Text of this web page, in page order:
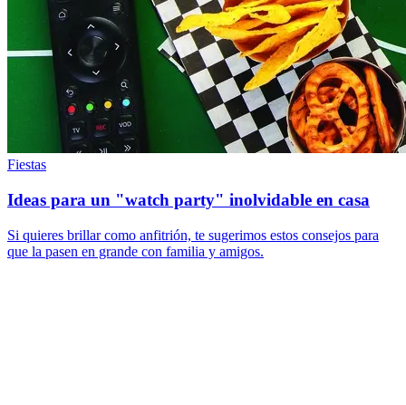
Fiestas
Ideas para un "watch party" inolvidable en casa
Si quieres brillar como anfitrión, te sugerimos estos consejos para
que la pasen en grande con familia y amigos.